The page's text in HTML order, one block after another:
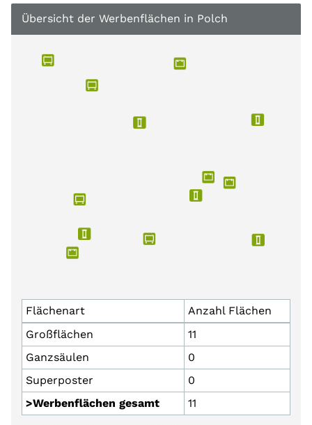
Übersicht der Werbenflächen in Polch
Flächenart
Anzahl Flächen
Großflächen
11
Ganzsäulen
0
Superposter
0
>Werbenflächen gesamt
11